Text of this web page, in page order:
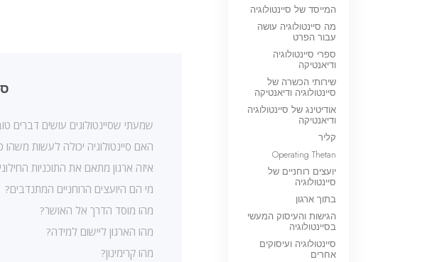
שמעתי שסיינטולוגים עושים
האם סיינטולוגיה יכולה לעשות
איזה ארגון מתאם את התוכניות
מי הם היועצים הרוחניים המתנדבים?
מהו מוסד הדרך אל האושר?
מהו הארגון ליישום למידה?
מהו קרימינון?
המייסד של סיינטולוגיה
מה סיינטולוגיה עושה
עבור הפרט
ספרי סיינטולוגיה
ודיאנטיקה
שירותי הכשרה של
סיינטולוגיה ודיאנטיקה
אודיטינג של סיינטולוגיה
ודיאנטיקה
קליר
Operating Thetan
יועצים רוחניים של
סיינטולוגיה
בתוך ארגון
הגישות והעיסוק המעשי
בסיינטולוגיה
סיינטולוגיה ועיסוקים
אחרים